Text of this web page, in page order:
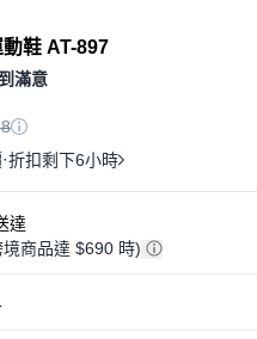
鞋 AT-897
滿意
·折扣剩下6小時
達
商品達 $690 時)